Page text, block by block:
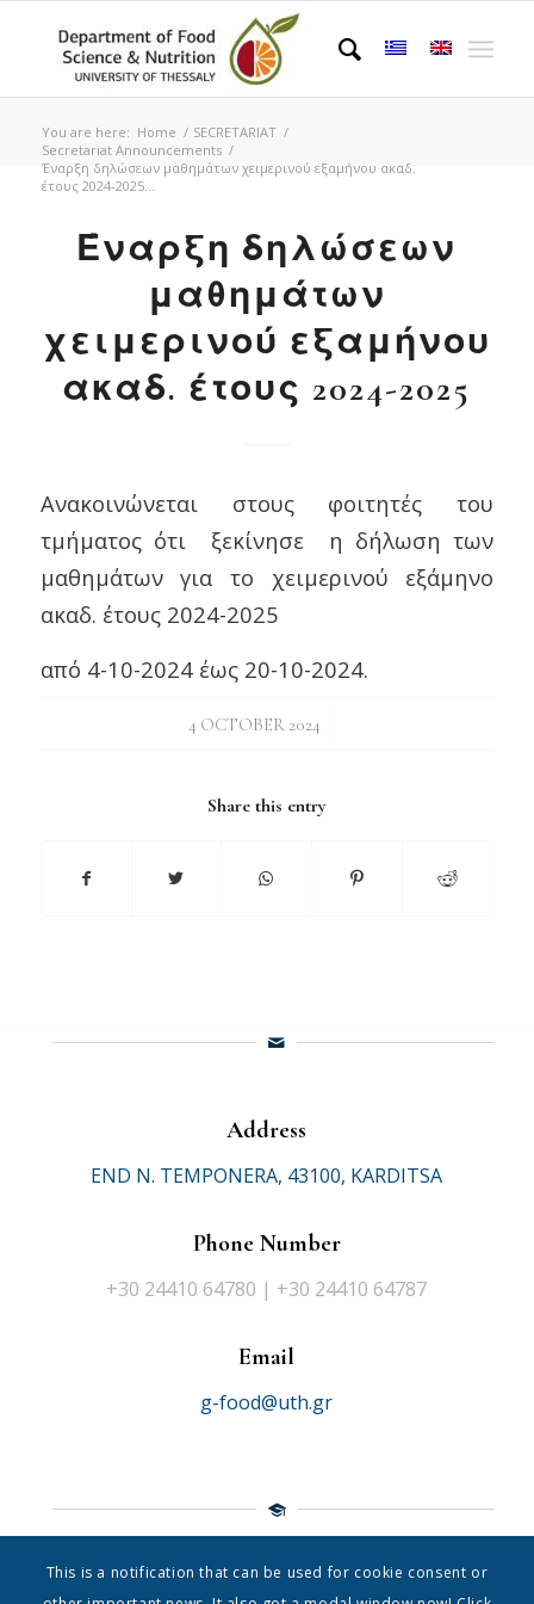
You are here: Home / SECRETARIAT /
Secretariat Announcements /
Έναρξη δηλώσεων μαθημάτων χειμερινού εξαμήνου ακαδ.
έτους 2024-2025...
Έναρξη δηλώσεων
μαθημάτων
χειμερινού εξαμήνου
ακαδ. έτους 2024-2025
Ανακοινώνεται στους φοιτητές του
τμήματος ότι ξεκίνησε η δήλωση των
μαθημάτων για το χειμερινού εξάμηνο
ακαδ. έτους 2024-2025
από 4-10-2024 έως 20-10-2024.
4 OCTOBER 2024
/
Share this entry
Address
END N. TEMPONERA, 43100, KARDITSA
Phone Number
+30 24410 64780 | +30 24410 64787
Email
g-food@uth.gr
This is a notification that can be used for cookie consent or